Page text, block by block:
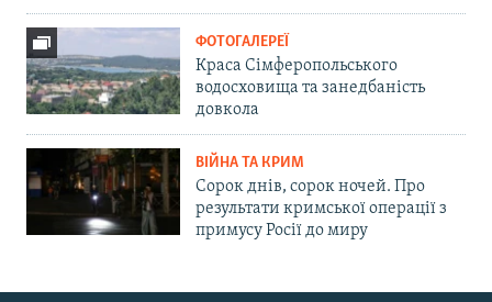
ФОТОГАЛЕРЕЇ
Краса Сімферопольського
водосховища та занедбаність
довкола
ВІЙНА ТА КРИМ
Сорок днів, сорок ночей. Про
результати кримської операції з
примусу Росії до миру